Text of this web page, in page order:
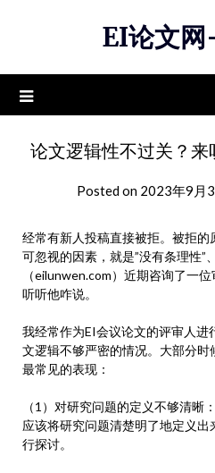
EI论文
论文逻辑性不过关？
Posted on 2023年9月
经常有新人投稿直接被拒。被拒
可忽视的因素，就是”没有条理性”
（eilunwen.com）近期咨询了一
听听他咋说。
我经常作为EI会议论文的评审人
文逻辑不够严密的情况。大部分
最常见的表现：
（1）对研究问题的定义不够清晰
应该将研究问题清楚明了地定义
行探讨。